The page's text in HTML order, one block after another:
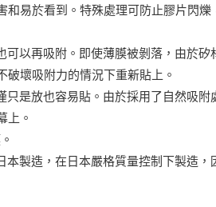
和易於看到。特殊處理可防止膠片閃爍
可以再吸附。即使薄膜被剝落，由於矽
破壞吸附力的情況下重新貼上。
只是放也容易貼。由於採用了自然吸附
上。
本製造，在日本嚴格質量控制下製造，